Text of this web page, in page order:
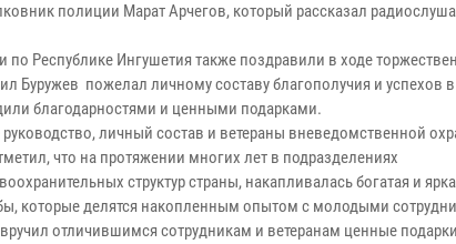
полиции Марат Арчегов, который рассказал
Республике Ингушетия также поздравили в ходе
Буружев пожелал личному составу благополучия и успехов
благодарностями и ценными подарками.
личный состав и ветераны вневедомственной
что на протяжении многих лет в подразделениях
структур страны, накапливалась богатая и
которые делятся накопленным опытом с молодыми
отличившимся сотрудникам и ветеранам ценные